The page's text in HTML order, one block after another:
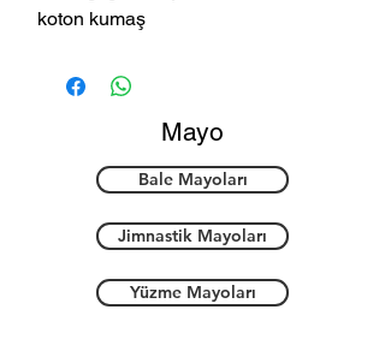
koton kumaş
Mayo
Bale Mayoları
Jimnastik Mayoları
Yüzme Mayoları